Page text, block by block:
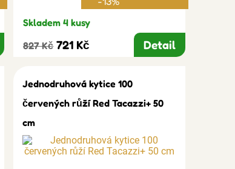
Skladem 4 kusy
827 Kč 721 Kč Detail
Jednodruhová kytice 100
červených růží Red Tacazzi+ 50
cm